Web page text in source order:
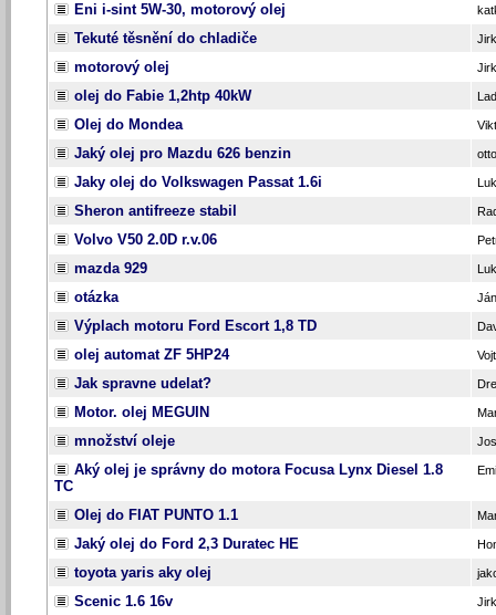
Eni i-sint 5W-30, motorový olej
Tekuté těsnění do chladiče
motorový olej
olej do Fabie 1,2htp 40kW
Olej do Mondea
Jaký olej pro Mazdu 626 benzin
Jaky olej do Volkswagen Passat 1.6i
Sheron antifreeze stabil
Volvo V50 2.0D r.v.06
mazda 929
otázka
Výplach motoru Ford Escort 1,8 TD
olej automat ZF 5HP24
Jak spravne udelat?
Motor. olej MEGUIN
množství oleje
Aký olej je správny do motora Focusa Lynx Diesel 1.8
TC
Olej do FIAT PUNTO 1.1
Jaký olej do Ford 2,3 Duratec HE
toyota yaris aky olej
Scenic 1.6 16v